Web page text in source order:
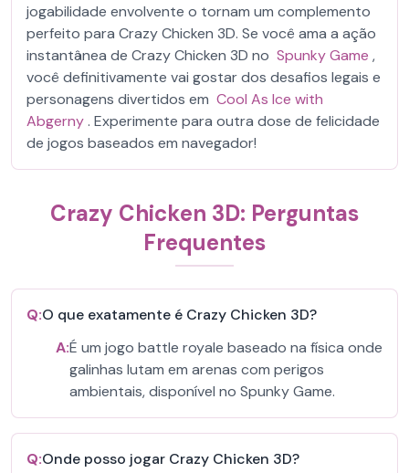
jogabilidade envolvente o tornam um complemento
perfeito para Crazy Chicken 3D. Se você ama a ação
instantânea de Crazy Chicken 3D no Spunky Game ,
você definitivamente vai gostar dos desafios legais e
personagens divertidos em Cool As Ice with
Abgerny. Experimente para outra dose de felicidade
de jogos baseados em navegador!
Crazy Chicken 3D: Perguntas
Frequentes
Q:O que exatamente é Crazy Chicken 3D?
A:É um jogo battle royale baseado na física onde
galinhas lutam em arenas com perigos
ambientais, disponível no Spunky Game.
Q:Onde posso jogar Crazy Chicken 3D?